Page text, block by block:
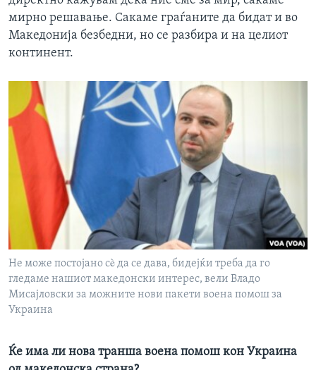
мирно решавање. Сакаме граѓаните да бидат и во
Македонија безбедни, но се разбира и на целиот
континент.
Не може постојано сè да се дава, бидејќи треба да го
гледаме нашиот македонски интерес, вели Владо
Мисајловски за можните нови пакети воена помош за
Украина
Ќе има ли нова транша воена помош кон Украина